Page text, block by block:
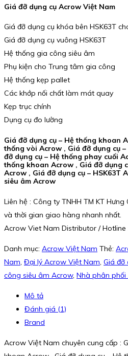
Giá đỡ dụng cụ Acrow Việt Nam
Giá đỡ dụng cụ khóa bên HSK63T
Giá đỡ dụng cụ vuông HSK63T
Hệ thống gia công siêu âm
Phụ kiện cho Trung tâm gia công
Hệ thống kẹp pallet
Các khớp nối chất làm mát quay
Kẹp trục chính
Dụng cụ đo lường
Giá đỡ dụng cụ – Hệ thống khoan
thống vòi Acrow , Giá đỡ dụng cụ
đỡ dụng cụ – Hệ thống phay cuối
thống khoan Acrow , Giá đỡ dụng
Acrow , Giá đỡ dụng cụ – HSK63T
siêu âm Acrow
Liên hệ : Công ty TNHH TM KT
và thời gian giao hàng nhanh nhất.
Acrow Viet Nam Distributor / Hotline
Danh mục: Acrow Việt Nam Thẻ:
Nam Đại lý Acrow Việt Nam Giá đỡ
công siêu âm Acrow, Nhà phân
Mô tả
Đánh giá (1)
Brand
Acrow Việt Nam chuyên cung cấp :